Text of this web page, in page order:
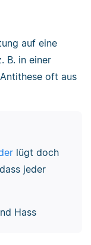
auf eine
B. in einer
oft aus
lügt doch
jeder
Hass